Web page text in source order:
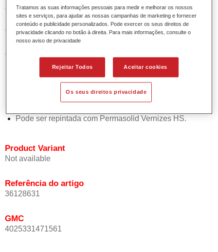
de base bicamada aquosa de alta qualidade. Está baseada
numa tecnologia especial de dispersão de poliuretano para
cores sólidas e de efeitos.
Características do produto
Permite uma aplicação simples e rápida numa operação
de 1.5 demãos.
Oferece boa estabilidade vertical.
Pode ser repintada com Permasolid Vernizes HS.
Product Variant
Not available
Referência do artigo
36128631
GMC
4025331471561
Tratamos as suas informações pessoais para medir e melhorar os nossos
sites e serviços, para ajudar as nossas campanhas de marketing e fornecer
conteúdo e publicidade personalizados. Pode exercer os seus direitos de
privacidade clicando no botão à direita. Para mais informações, consulte o
nosso aviso de privacidade
Rejeitar Todos Aceitar cookies
Os seus direitos privacidade